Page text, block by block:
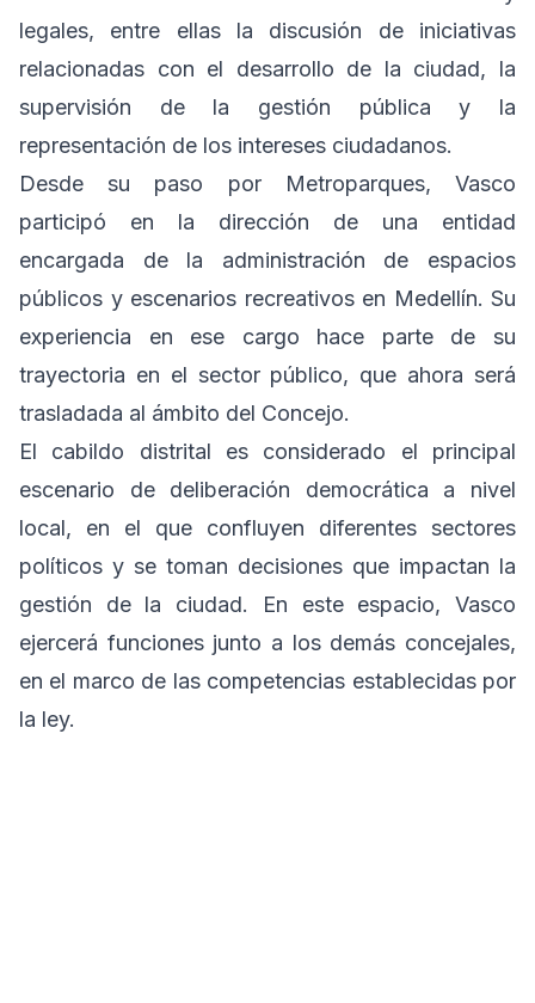
legales, entre ellas la discusión de iniciativas
relacionadas con el desarrollo de la ciudad, la
supervisión de la gestión pública y la
representación de los intereses ciudadanos.
Desde su paso por Metroparques, Vasco
participó en la dirección de una entidad
encargada de la administración de espacios
públicos y escenarios recreativos en Medellín. Su
experiencia en ese cargo hace parte de su
trayectoria en el sector público, que ahora será
trasladada al ámbito del Concejo.
El cabildo distrital es considerado el principal
escenario de deliberación democrática a nivel
local, en el que confluyen diferentes sectores
políticos y se toman decisiones que impactan la
gestión de la ciudad. En este espacio, Vasco
ejercerá funciones junto a los demás concejales,
en el marco de las competencias establecidas por
la ley.